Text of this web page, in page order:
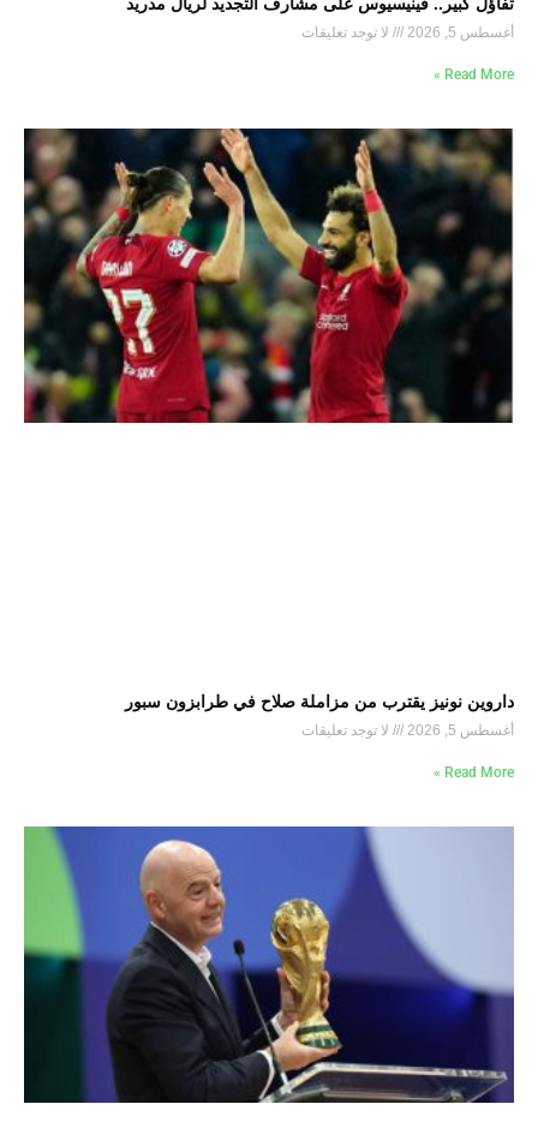
أغسطس 5, 2026 لا توجد تعليقات
Read More »
داروين نونيز يقترب من مزاملة صلاح في طرابزون سبور
أغسطس 5, 2026 لا توجد تعليقات
Read More »